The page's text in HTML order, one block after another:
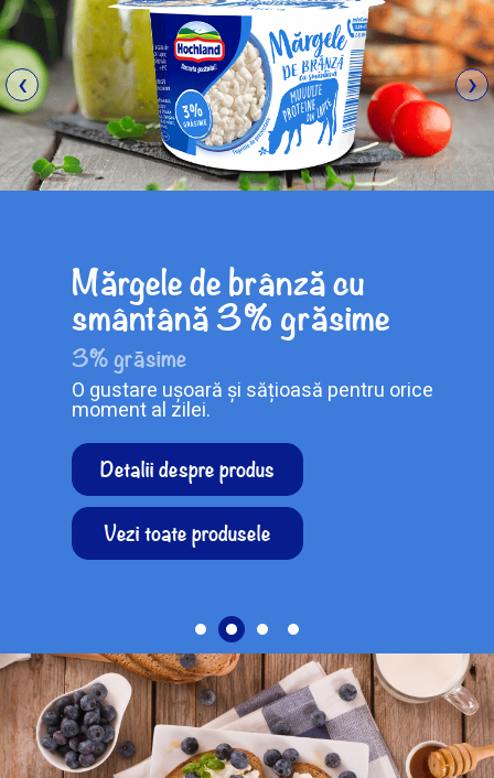
Mărgele de brânză cu
smântână 3% grăsime
3% grăsime
O gustare ușoară și sățioasă pentru orice
moment al zilei.
Detalii despre produs
Vezi toate produsele
‹ ›